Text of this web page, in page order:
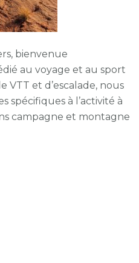
bienvenue
au voyage et au sport
VTT et d’escalade, nous
spécifiques à l’activité à
campagne et montagne